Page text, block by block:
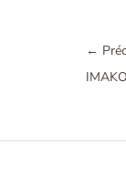
←
IMAKO